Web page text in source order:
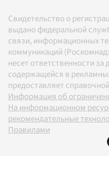
Свидетельство о
выдано федеральной
связи, информационных
коммуникаций
несет ответственности
содержащейся в
предоставляет
Информация об
На информационном
рекомендательные
Правилами